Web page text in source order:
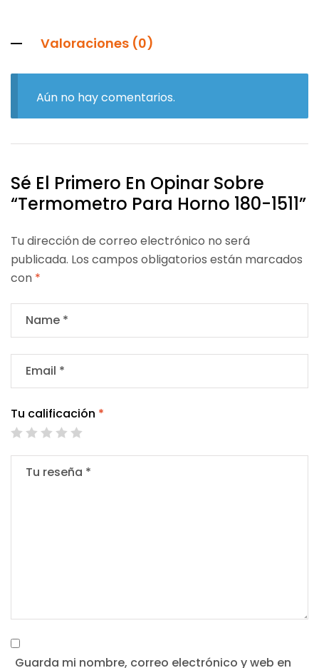
Valoraciones (0)
Aún no hay comentarios.
Sé El Primero En Opinar Sobre
“Termometro Para Horno 180-1511”
Tu dirección de correo electrónico no será
publicada. Los campos obligatorios están marcados
con *
Tu calificación *
Guarda mi nombre, correo electrónico y web en